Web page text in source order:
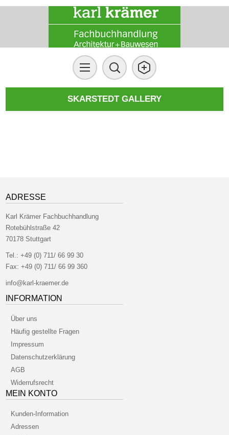
SKARSTEDT GALLERY
ADRESSE
Karl Krämer Fachbuchhandlung
Rotebühlstraße 42
70178 Stuttgart
Tel.:+49 (0) 711/ 66 99 30
Fax: +49 (0) 711/ 66 99 360
info@karl-kraemer.de
INFORMATION
Über uns
Häufig gestellte Fragen
Impressum
Datenschutzerklärung
AGB
Widerrufsrecht
MEIN KONTO
Kunden-Information
Adressen